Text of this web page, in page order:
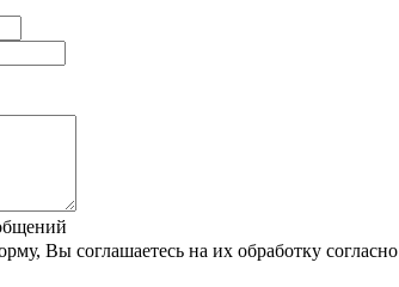
Вы соглашаетесь на их обработку согласно